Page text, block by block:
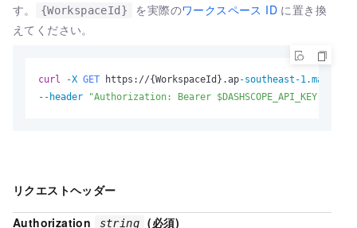
す。
{WorkspaceId} を実際のワークスペース ID に置き換
えてください。
curl -X GET https://{WorkspaceId}.ap-southeast-
--header
"Authorization: Bearer $DASHSCOPE_API_KEY"
リクエストヘッダー
Authorization string (必須)